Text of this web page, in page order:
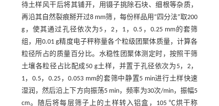
待土样风干后将其铺开，用镊子挑除石块、细根等杂质，
再沿其自然裂痕掰开过8 mm筛，每份样品用“四分法”取200
g，使其通过孔径依次为5，2，1，0.5，0.25 mm的套筛
组，用0.01 g精度电子秤称量各个粒级团聚体质量，计算各
粒径所占的质量百分比。水稳性团聚体测定时，按照干筛
土壤各粒径占比配成50 g土样，并置于孔径依次为5，2，
1，0.5，0.25，0.053 mm的套筛中静置5 min进行土样快速
湿润，然后沿上下方向振荡5 min，频率为30次/min，振幅5
cm。随后将每层筛子上的土样转入铝盒，105 ℃烘干称